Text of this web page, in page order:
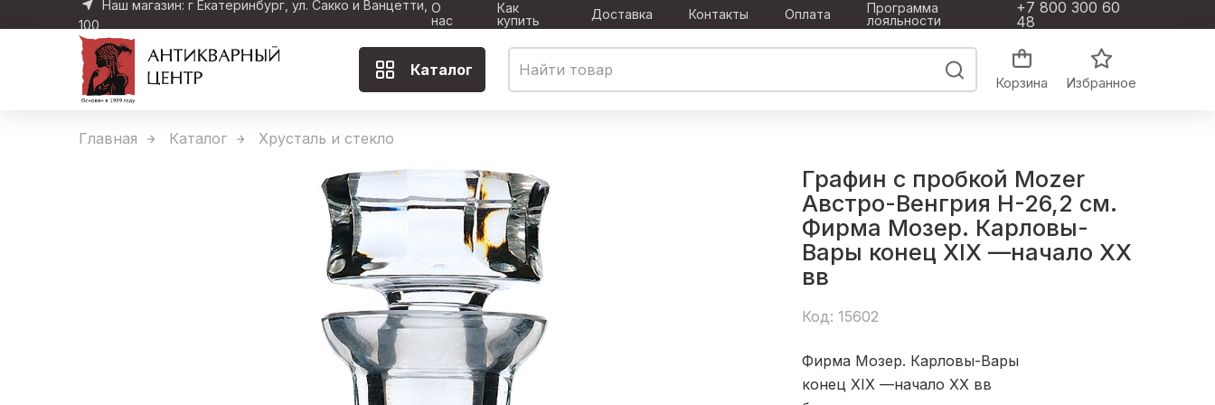
Наш магазин: г Екатеринбург, ул. Сакко и Ванцетти,
100
О
нас
Как
купить
Доставка Контакты Оплата
Программа
лояльности
+7 800 300 60
48
Каталог
Корзина Избранное
Главная Каталог Хрусталь и стекло
Графин с пробкой Mozer
Австро-Венгрия Н-26,2 см.
Фирма Мозер. Карловы-
Вары конец XIX —начало XX
вв
Код: 15602
Фирма Мозер. Карловы-Вары
конец XIX —начало XX вв